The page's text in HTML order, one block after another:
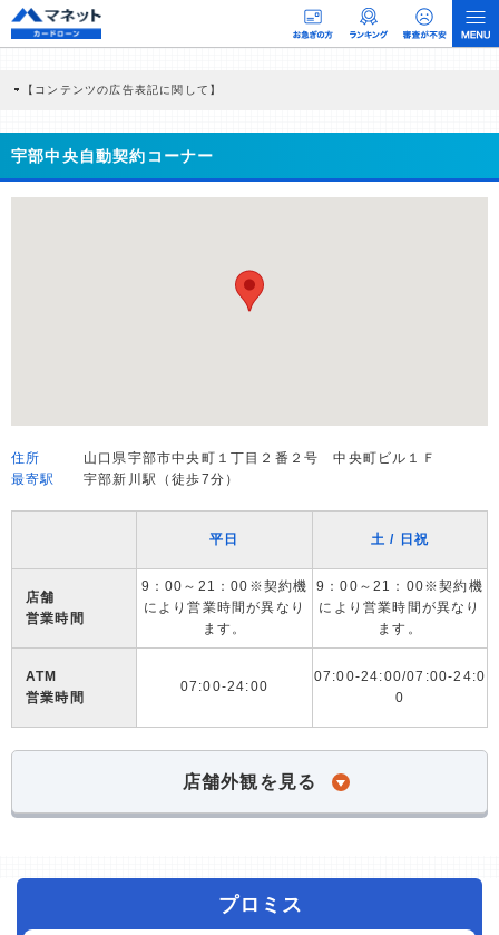
【コンテンツの広告表記に関して】
商品を根拠なくPRするものではなく、当編集部の調査／ユーザーへの口コミ収集な
どに基づき、公平性を担保した情報提供を行っています。
>提携企業一覧
宇部中央自動契約コーナー
住所
山口県宇部市中央町１丁目２番２号 中央町ビル１Ｆ
最寄駅
宇部新川駅（徒歩7分）
平日 土 / 日祝
店舗
営業時間
9：00～21：00※契約機
により営業時間が異なり
ます。
9：00～21：00※契約機
により営業時間が異なり
ます。
ATM
営業時間
07:00-24:00
07:00-24:00/07:00-24:0
0
店舗外観を見る
プロミス